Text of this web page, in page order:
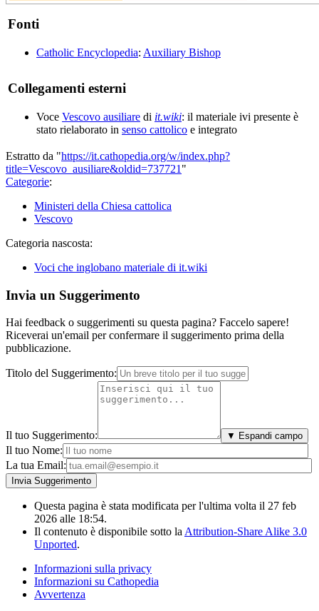
Fonti
Catholic Encyclopedia: Auxiliary Bishop
Collegamenti esterni
Voce Vescovo ausiliare di it.wiki: il materiale ivi presente è
stato rielaborato in senso cattolico e integrato
Estratto da "https://it.cathopedia.org/w/index.php?
title=Vescovo_ausiliare&oldid=737721 "
Categorie:
Ministeri della Chiesa cattolica
Vescovo
Categoria nascosta:
Voci che inglobano materiale di it.wiki
Invia un Suggerimento
Hai feedback o suggerimenti su questa pagina? Faccelo sapere!
Riceverai un'email per confermare il suggerimento prima della
pubblicazione.
Titolo del Suggerimento:
Il tuo Suggerimento: ▼ Espandi campo
Il tuo Nome:
La tua Email:
Questa pagina è stata modificata per l'ultima volta il 27 feb
2026 alle 18:54.
Il contenuto è disponibile sotto la Attribution-Share Alike 3.0
Unported.
Informazioni sulla privacy
Informazioni su Cathopedia
Avvertenza